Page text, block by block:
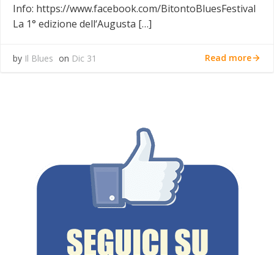
Info: https://www.facebook.com/BitontoBluesFestival
La 1° edizione dell‘Augusta […]
by Il Blues on Dic 31 Read more